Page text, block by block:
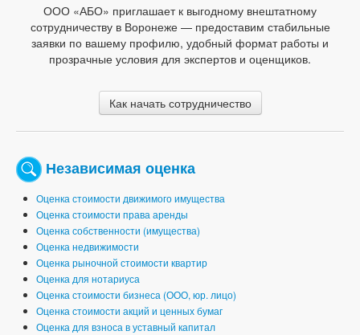
ООО «АБО» приглашает к выгодному внештатному
сотрудничеству в Воронеже — предоставим стабильные
заявки по вашему профилю, удобный формат работы и
прозрачные условия для экспертов и оценщиков.
Как начать сотрудничество
Независимая оценка
Оценка стоимости движимого имущества
Оценка стоимости права аренды
Оценка собственности (имущества)
Оценка недвижимости
Оценка рыночной стоимости квартир
Оценка для нотариуса
Оценка стоимости бизнеса (ООО, юр. лицо)
Оценка стоимости акций и ценных бумаг
Оценка для взноса в уставный капитал